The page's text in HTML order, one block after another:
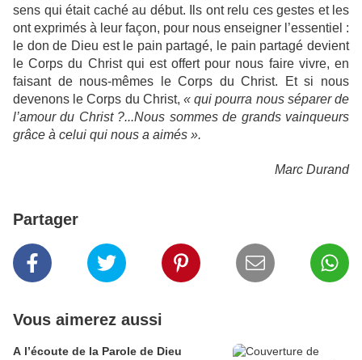
sens qui était caché au début. Ils ont relu ces gestes et les
ont exprimés à leur façon, pour nous enseigner l’essentiel :
le don de Dieu est le pain partagé, le pain partagé devient
le Corps du Christ qui est offert pour nous faire vivre, en
faisant de nous-mêmes le Corps du Christ. Et si nous
devenons le Corps du Christ, « qui pourra nous séparer de
l’amour du Christ ?...Nous sommes de grands vainqueurs
grâce à celui qui nous a aimés ».
Marc Durand
Partager
Vous aimerez aussi
A l’écoute de la Parole de Dieu